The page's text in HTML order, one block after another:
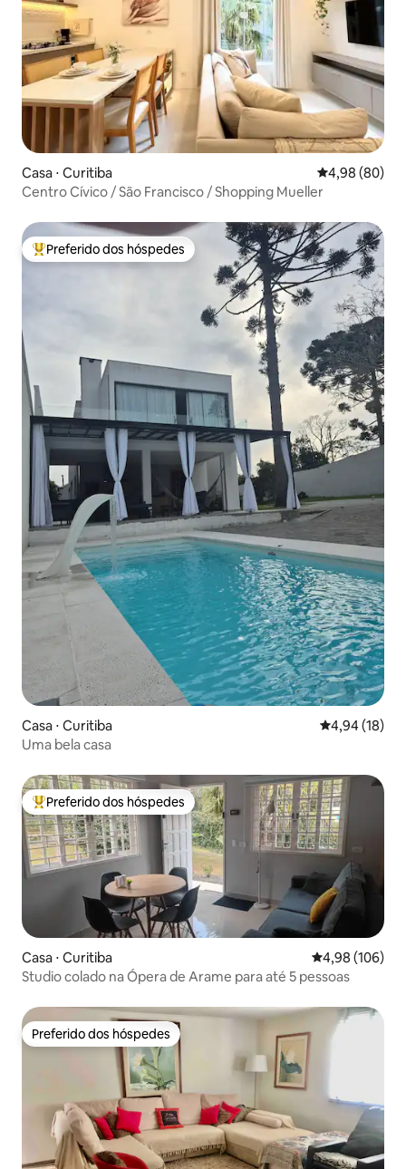
Casa ⋅ Curitiba 4,98 de uma
4,98 (80)
Centro Cívico / São Francisco / Shopping Mueller
Entre os melhores preferidos dos hóspedes
Preferido dos hóspedes
Casa ⋅ Curitiba 4,94 de uma
4,94 (18)
Uma bela casa
Entre os melhores preferidos dos hóspedes
Preferido dos hóspedes
Casa ⋅ Curitiba 4,98 de uma
4,98 (106)
Studio colado na Ópera de Arame para até 5 pessoas
Preferido dos hóspedes
Preferido dos hóspedes